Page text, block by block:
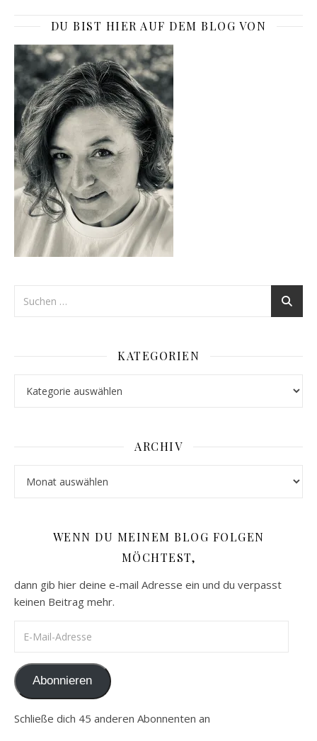
DU BIST HIER AUF DEM BLOG VON
KATEGORIEN
ARCHIV
WENN DU MEINEM BLOG FOLGEN
MÖCHTEST,
dann gib hier deine e-mail Adresse ein und du verpasst
keinen Beitrag mehr.
Abonnieren
Schließe dich 45 anderen Abonnenten an